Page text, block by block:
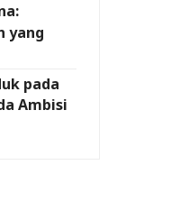
yang
pada
Ambisi